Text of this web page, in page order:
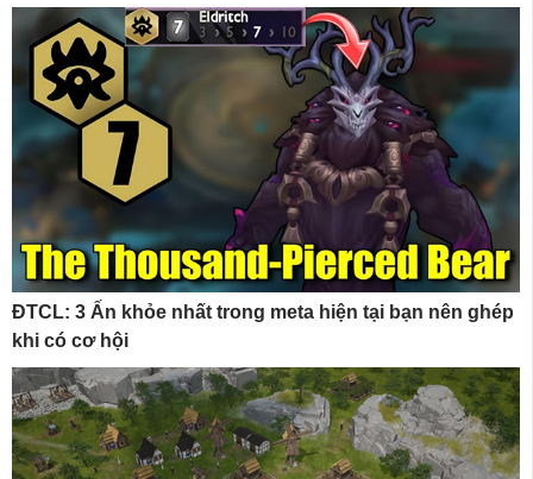
ĐTCL: 3 Ấn khỏe nhất trong meta hiện tại bạn nên ghép
khi có cơ hội